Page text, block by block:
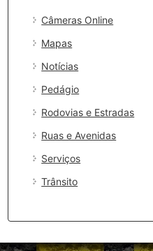
Câmeras Online
Mapas
Notícias
Pedágio
Rodovias e Estradas
Ruas e Avenidas
Serviços
Trânsito